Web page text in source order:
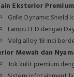
Eksterior
Grille Dynamic Shield
Lampu LED dengan
Velg alloy 18 inci
Mewah dan
Jok kulit premium